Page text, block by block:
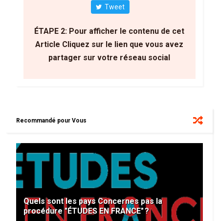
Tweet
ÉTAPE 2: Pour afficher le contenu de cet
Article Cliquez sur le lien que vous avez
partager sur votre réseau social
Recommandé pour Vous
Quels sont les pays Concernes pas la
procédure "ÉTUDES EN FRANCE" ?